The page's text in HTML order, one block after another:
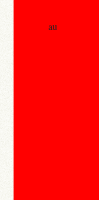
au